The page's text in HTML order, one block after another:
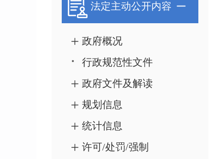
法定主动公开内容
政府概况
行政规范性文件
政府文件及解读
规划信息
统计信息
许可/处罚/强制